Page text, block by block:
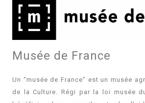
Musée de France
Un “musée de France” est un musée
de la Culture. Régi par la loi musée